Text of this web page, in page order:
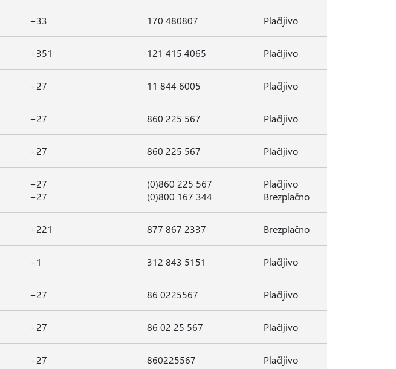
+33 170 480807 Plačljivo
+351 121 415 4065 Plačljivo
+27 11 844 6005 Plačljivo
+27 860 225 567 Plačljivo
+27 860 225 567 Plačljivo
+27
+27
(0)860 225 567
(0)800 167 344
Plačljivo
Brezplačno
+221 877 867 2337 Brezplačno
+1 312 843 5151 Plačljivo
+27 86 0225567 Plačljivo
+27 86 02 25 567 Plačljivo
+27 860225567 Plačljivo